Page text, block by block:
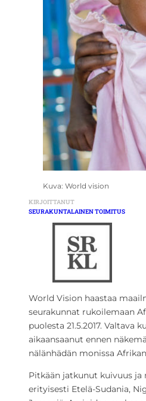
Kuva: World vision
KIRJOITTANUT
SEURAKUNTALAINEN TOIMITUS
World Vision haastaa
seurakunnat rukoilemaan
puolesta 21.5.2017. Valtava
aikaansaanut ennen
nälänhädän monissa
Pitkään jatkunut kuivuus ja
erityisesti Etelä-Sudania,